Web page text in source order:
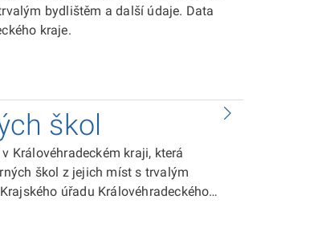
bydlištěm a další údaje. Data
kraje.
škol
Královéhradeckém kraji, která
škol z jejich míst s trvalým
úřadu Královéhradeckého